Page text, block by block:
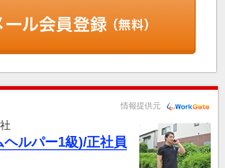
情報提供元
ルパー1級)/正社員